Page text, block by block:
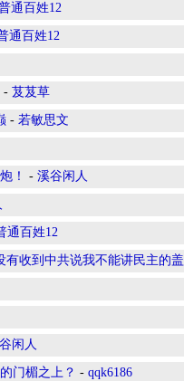
通百姓12
通百姓12
- 芨芨草
- 若敏思文
！ - 溪谷闲人
通百姓12
收到中共说我不能讲民主的盖
闲人
门楣之上？ - qqk6186